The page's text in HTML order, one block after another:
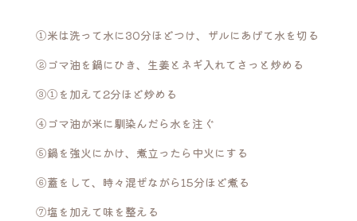
①米は洗って水に30分ほどつけ、ザルにあげて水を切る
②ゴマ油を鍋にひき、生姜とネギ入れてさっと炒める
③①を加えて2分ほど炒める
④ゴマ油が米に馴染んだら水を注ぐ
⑤鍋を強火にかけ、煮立ったら中火にする
⑥蓋をして、時々混ぜながら15分ほど煮る
⑦塩を加えて味を整える